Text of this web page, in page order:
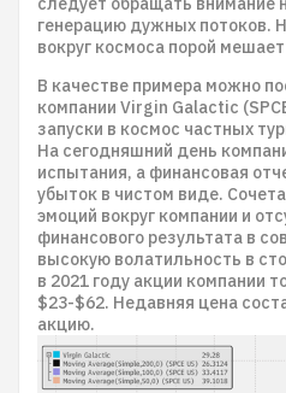
генерацию дужных потоков.
вокруг космоса порой
В качестве примера можно
компании Virgin Galactic
запуски в космос частных
На сегодняшний день
испытания, а финансовая
убыток в чистом виде.
эмоций вокруг компании и
финансового результата в
высокую волатильность в
в 2021 году акции компании
$23-$62. Недавняя цена
акцию.